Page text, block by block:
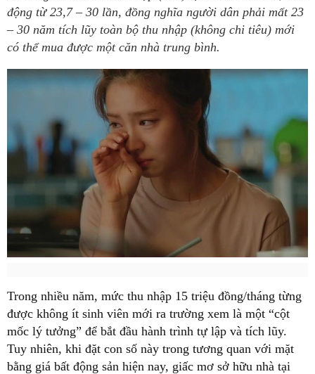
động từ 23,7 – 30 lần, đồng nghĩa người dân phải mất 23
– 30 năm tích lũy toàn bộ thu nhập (không chi tiêu) mới
có thể mua được một căn nhà trung bình.
Trong nhiều năm, mức thu nhập 15 triệu đồng/tháng từng
được không ít sinh viên mới ra trường xem là một “cột
mốc lý tưởng” để bắt đầu hành trình tự lập và tích lũy.
Tuy nhiên, khi đặt con số này trong tương quan với mặt
bằng giá bất động sản hiện nay, giấc mơ sở hữu nhà tại